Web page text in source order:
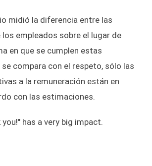
midió la diferencia entre las
empleados sobre el lugar de
en que se cumplen estas
compara con el respeto, sólo las
a la remuneración están en
con las estimaciones.
has a very big impact.